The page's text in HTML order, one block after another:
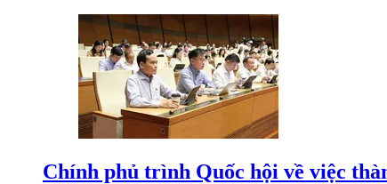
Chính phủ trình Quốc hội về việc